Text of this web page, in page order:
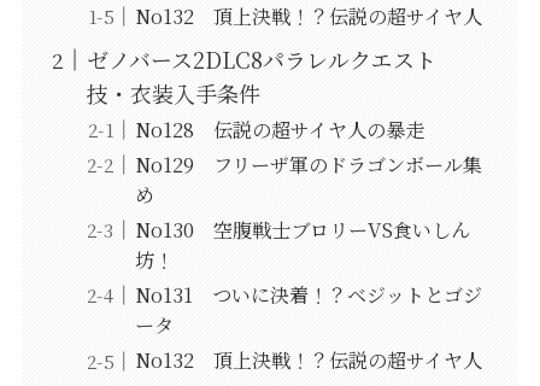
No132 頂上決戦！？伝説の超サイヤ人
ゼノバース2DLC8パラレルクエスト
技・衣装入手条件
No128 伝説の超サイヤ人の暴走
No129 フリーザ軍のドラゴンボール集
め
No130 空腹戦士ブロリーVS食いしん
坊！
No131 ついに決着！？ベジットとゴジ
ータ
No132 頂上決戦！？伝説の超サイヤ人